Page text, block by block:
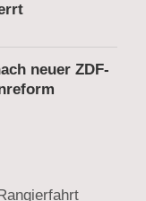
neuer ZDF-